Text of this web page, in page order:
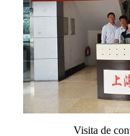
Visita de